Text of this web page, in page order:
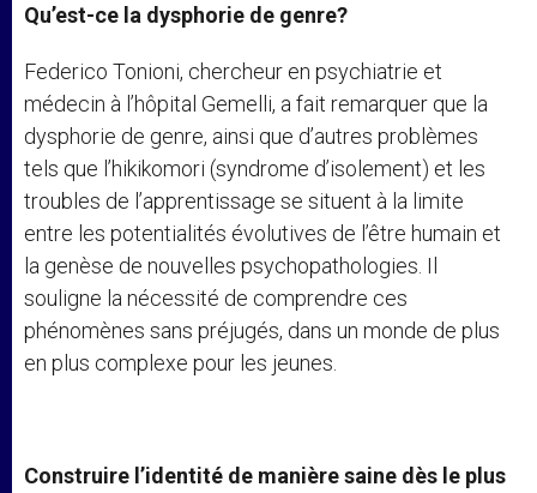
Qu’est-ce la dysphorie de genre?
Federico Tonioni, chercheur en psychiatrie et
médecin à l’hôpital Gemelli, a fait remarquer que la
dysphorie de genre, ainsi que d’autres problèmes
tels que l’hikikomori (syndrome d’isolement) et les
troubles de l’apprentissage se situent à la limite
entre les potentialités évolutives de l’être humain et
la genèse de nouvelles psychopathologies. Il
souligne la nécessité de comprendre ces
phénomènes sans préjugés, dans un monde de plus
en plus complexe pour les jeunes.
Construire l’identité de manière saine dès le plus